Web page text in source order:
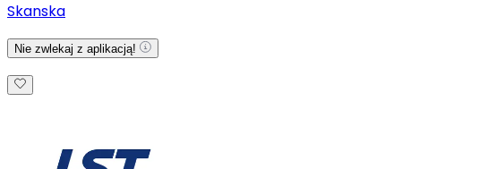
Skanska
Nie zwlekaj z aplikacją!